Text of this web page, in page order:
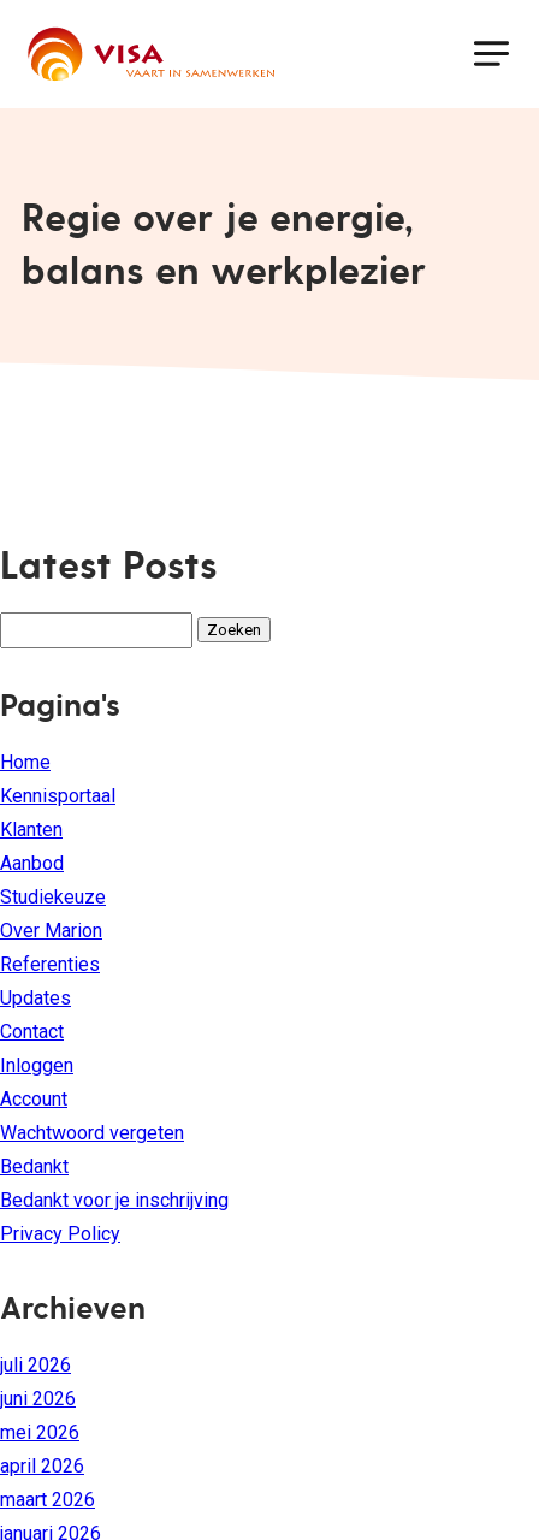
main
Regie over je energie,
balans en werkplezier
Latest Posts
Pagina's
Home
Kennisportaal
Klanten
Aanbod
Studiekeuze
Over Marion
Referenties
Updates
Contact
Inloggen
Account
Wachtwoord vergeten
Bedankt
Bedankt voor je inschrijving
Privacy Policy
Archieven
juli 2026
juni 2026
mei 2026
april 2026
maart 2026
januari 2026